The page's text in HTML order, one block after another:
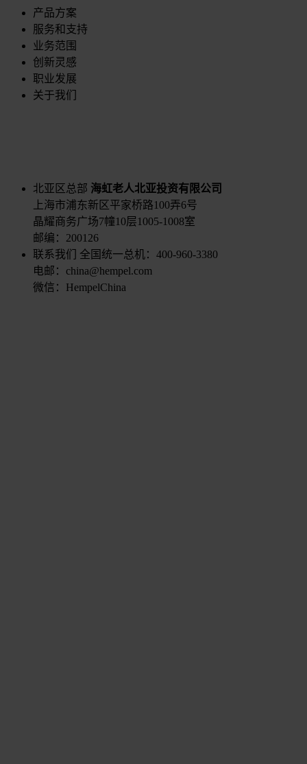
产品方案
服务和支持
业务范围
创新灵感
职业发展
关于我们
北亚区总部 海虹老人北亚投资有限公司
上海市浦东新区平家桥路100弄6号
晶耀商务广场7幢10层1005-1008室
邮编：200126
联系我们
全国统一总机：400-960-3380
电邮：china@hempel.com
微信：HempelChina